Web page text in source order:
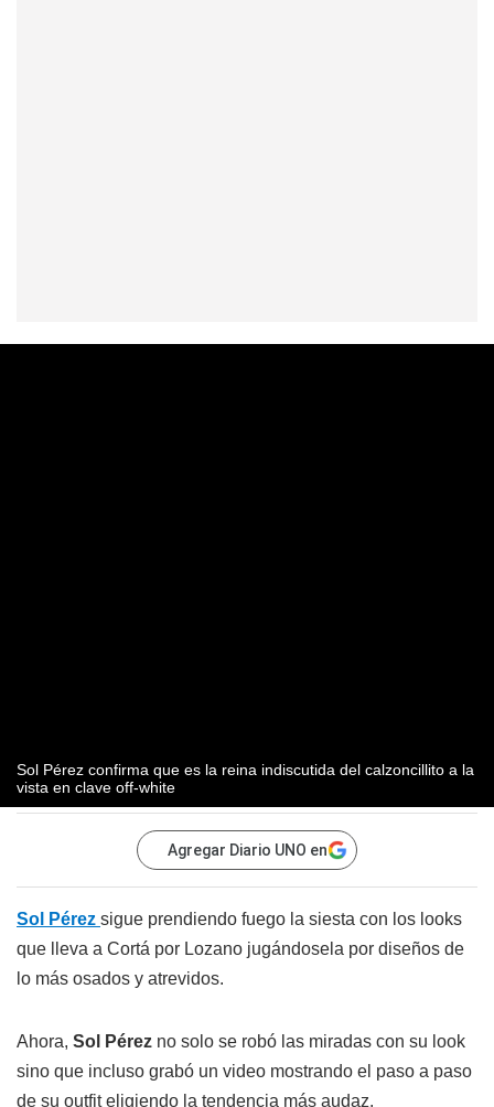
Sol Pérez confirma que es la reina indiscutida del calzoncillito a la
vista en clave off-white
Agregar Diario UNO en
Sol Pérez sigue prendiendo fuego la siesta con los looks
que lleva a Cortá por Lozano jugándosela por diseños de
lo más osados y atrevidos.
Ahora, Sol Pérez no solo se robó las miradas con su look
sino que incluso grabó un video mostrando el paso a paso
de su outfit eligiendo la tendencia más audaz.